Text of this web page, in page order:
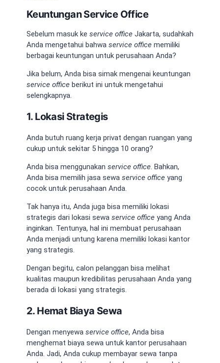
Keuntungan Service Office
Sebelum masuk ke service office Jakarta, sudahkah
Anda mengetahui bahwa service office memiliki
berbagai keuntungan untuk perusahaan Anda?
Jika belum, Anda bisa simak mengenai keuntungan
service office berikut ini untuk mengetahui
selengkapnya.
1. Lokasi Strategis
Anda butuh ruang kerja privat dengan ruangan yang
cukup untuk sekitar 5 hingga 10 orang?
Anda bisa menggunakan service office. Bahkan,
Anda bisa memilih jasa sewa service office yang
cocok untuk perusahaan Anda.
Tak hanya itu, Anda juga bisa memiliki lokasi
strategis dari lokasi sewa service office yang Anda
inginkan. Tentunya, hal ini membuat perusahaan
Anda menjadi untung karena memiliki lokasi kantor
yang strategis.
Dengan begitu, calon pelanggan bisa melihat
kualitas maupun kredibilitas perusahaan Anda yang
berada di lokasi yang strategis.
2. Hemat Biaya Sewa
Dengan menyewa service office, Anda bisa
menghemat biaya sewa untuk kantor perusahaan
Anda. Jadi, Anda cukup membayar sewa tanpa